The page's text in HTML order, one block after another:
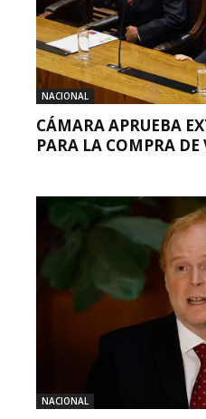
NACIONAL
CÁMARA APRUEBA
PARA LA COMPRA
NACIONAL